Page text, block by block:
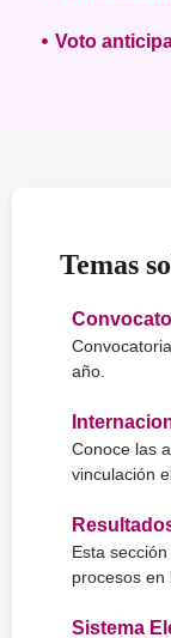
Voto
Temas
año.
Conoce las
vinculación
Esta
procesos en
Sistema